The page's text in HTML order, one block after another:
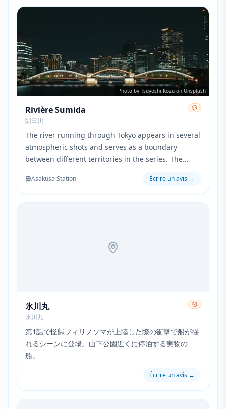
Photo by Tsuyoshi Kozu on Unsplash
Rivière Sumida
隅田川
The river running through Tokyo appears in several
atmospheric shots and serves as a boundary
between different territories in the series. The
underground world of ghouls moving through the
city.
Asakusa Station Écrire un avis →
氷川丸
氷川丸
第1話で怪獣フィリノソマが上陸した際の衝撃で船が揺
れるシーンに登場。山下公園近くに停泊する実物の
船。
Écrire un avis →